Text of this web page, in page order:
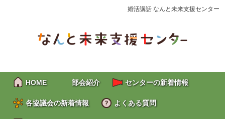
婚活講話 なんと未来支援センター
HOME 部会紹介 センターの新着情報
各協議会の新着情報 よくある質問